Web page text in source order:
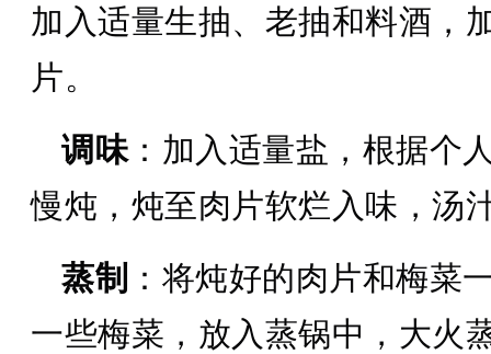
加入适量生抽、老抽和料酒，
片。
调味：加入适量盐，根据个
慢炖，炖至肉片软烂入味，汤
蒸制 ：将炖好的肉片和梅菜
一些梅菜，放入蒸锅中，大火